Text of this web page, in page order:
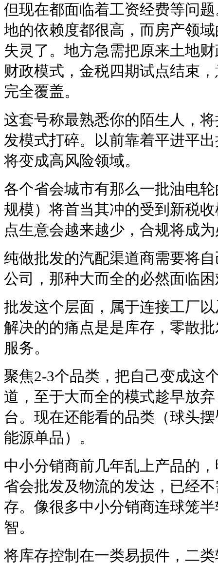
但现在都面临着工资经费等问
地的依赖度都很高，而房产领
失灵了。地方急需把原来土地
财政模式，金税四期试点结束
完全覆盖。
这套号称最熟悉你的陌生人，
发模式打碎。以前靠着平进平
将变成高风险领域。
各个省会城市有那么一批油电
规模）将首当其冲的受到新税
点生意会越来越少，合规将成
纯做批发的汽配渠道商需要将
公司，那种大而全的必然面临
批发这个层面，属于连接工厂
解决的的痛点是是库存，零散
服务。
聚焦2-3个品类，把自己变成这
道，至于大而全的模式趁早放
台。现在还能看的品类（球头
能源单品）。
中小分销商前几年乱上产品的
省会批发及物流的发达，已经
存。像很多中小分销商连球笼
智。
将库存控制在一类易损件，二